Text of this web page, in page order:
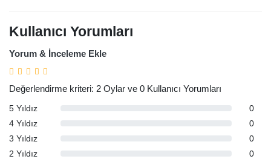
Kullanıcı Yorumları
Yorum & İnceleme Ekle
Değerlendirme kriteri: 2 Oylar ve 0 Kullanıcı Yorumları
5 Yıldız
0
4 Yıldız
0
3 Yıldız
0
2 Yıldız
0